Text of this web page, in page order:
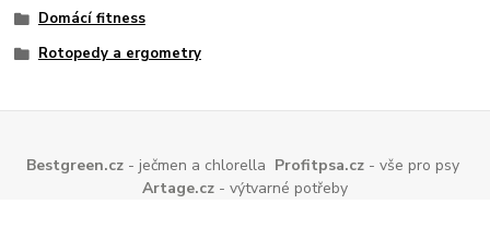
Domácí fitness
Rotopedy a ergometry
Bestgreen.cz - ječmen a chlorella Profitpsa.cz - vše pro psy
Artage.cz - výtvarné potřeby